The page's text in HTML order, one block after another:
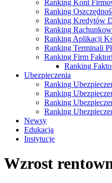
Ranking Kont
Ranking
Ranking Kredytów
Ranking
Ranking Aplikacji
Ranking Terminali
Ranking Firm
Ranking
Ubezpieczenia
Ranking
Ranking
Ranking
Ranking
Newsy
Edukacja
Instytucje
Wzrost